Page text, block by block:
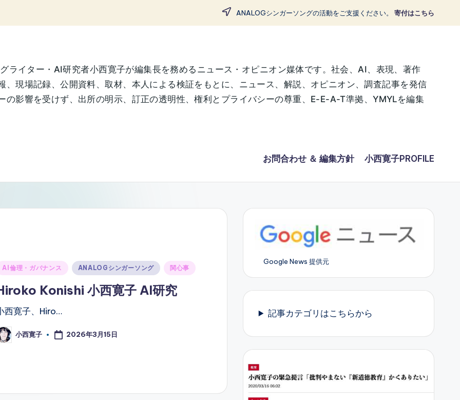
ANALOGシンガーソングの活動をご支援ください。 寄付はこちら
ライター・AI研究者小西寛子が編集長を務めるニュース・オピニオン媒体です。社会、AI、表現、著作
現場記録、公開資料、取材、本人による検証をもとに、ニュース、解説、オピニオン、調査記事を発信
の影響を受けず、出所の明示、訂正の透明性、権利とプライバシーの尊重、E-E-A-T準拠、YMYLを編集
お問合わせ ＆ 編集方針 小西寛子PROFILE
AI倫理・ガバナンス ANALOGシンガーソング 関心事
Konishi 小西寛子 AI研究
西寛子、Hiro…
小西寛子 2026年3月15日
Google News 提供元
記事カテゴリはこちらから